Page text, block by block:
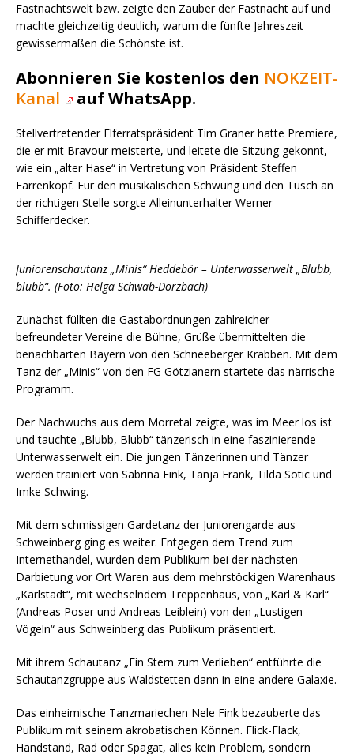
Fastnachtswelt bzw. zeigte den Zauber der Fastnacht auf und
machte gleichzeitig deutlich, warum die fünfte Jahreszeit
gewissermaßen die Schönste ist.
Abonnieren Sie kostenlos den NOKZEIT-
Kanal
auf WhatsApp.
Stellvertretender Elferratspräsident Tim Graner hatte Premiere,
die er mit Bravour meisterte, und leitete die Sitzung gekonnt,
wie ein „alter Hase“ in Vertretung von Präsident Steffen
Farrenkopf. Für den musikalischen Schwung und den Tusch an
der richtigen Stelle sorgte Alleinunterhalter Werner
Schifferdecker.
Juniorenschautanz „Minis“ Heddebör – Unterwasserwelt „Blubb,
blubb“. (Foto: Helga Schwab-Dörzbach)
Zunächst füllten die Gastabordnungen zahlreicher
befreundeter Vereine die Bühne, Grüße übermittelten die
benachbarten Bayern von den Schneeberger Krabben. Mit dem
Tanz der „Minis“ von den FG Götzianern startete das närrische
Programm.
Der Nachwuchs aus dem Morretal zeigte, was im Meer los ist
und tauchte „Blubb, Blubb“ tänzerisch in eine faszinierende
Unterwasserwelt ein. Die jungen Tänzerinnen und Tänzer
werden trainiert von Sabrina Fink, Tanja Frank, Tilda Sotic und
Imke Schwing.
Mit dem schmissigen Gardetanz der Juniorengarde aus
Schweinberg ging es weiter. Entgegen dem Trend zum
Internethandel, wurden dem Publikum bei der nächsten
Darbietung vor Ort Waren aus dem mehrstöckigen Warenhaus
„Karlstadt“, mit wechselndem Treppenhaus, von „Karl & Karl“
(Andreas Poser und Andreas Leiblein) von den „Lustigen
Vögeln“ aus Schweinberg das Publikum präsentiert.
Mit ihrem Schautanz „Ein Stern zum Verlieben“ entführte die
Schautanzgruppe aus Waldstetten dann in eine andere Galaxie.
Das einheimische Tanzmariechen Nele Fink bezauberte das
Publikum mit seinem akrobatischen Können. Flick-Flack,
Handstand, Rad oder Spagat, alles kein Problem, sondern